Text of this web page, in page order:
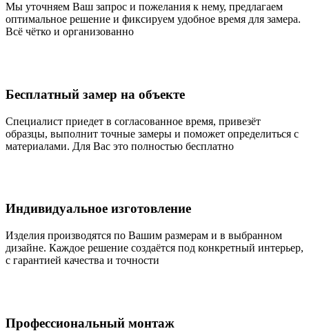
Мы уточняем Ваш запрос и пожелания к нему, предлагаем
оптимальное решение и фиксируем удобное время для замера.
Всё чётко и организованно
Бесплатный замер на объекте
Специалист приедет в согласованное время, привезёт
образцы, выполнит точные замеры и поможет определиться с
материалами. Для Вас это полностью бесплатно
Индивидуальное изготовление
Изделия производятся по Вашим размерам и в выбранном
дизайне. Каждое решение создаётся под конкретный интерьер,
с гарантией качества и точности
Профессиональный монтаж